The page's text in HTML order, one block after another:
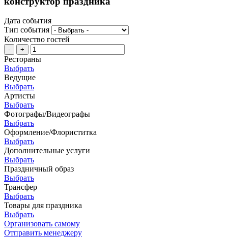
Дата события
Тип события
Количество гостей
- +
Рестораны
Выбрать
Ведущие
Выбрать
Артисты
Выбрать
Фотографы/Видеографы
Выбрать
Оформление/Флориститка
Выбрать
Дополнительные услуги
Выбрать
Праздничный образ
Выбрать
Трансфер
Выбрать
Товары для праздника
Выбрать
Организовать самому
Отправить менеджеру